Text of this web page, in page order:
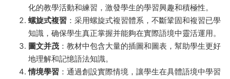
化的教學活動和練習，激發學生的學習興趣和積極性。
螺旋式複習 ：采用螺旋式複習體系，不斷鞏固和複習已學
知識，确保學生真正掌握并能夠在實際語境中靈活運用。
圖文并茂 ：教材中包含大量的插圖和圖表，幫助學生更好
地理解和記憶語法知識。
情境學習 ：通過創設實際情境，讓學生在具體語境中學習